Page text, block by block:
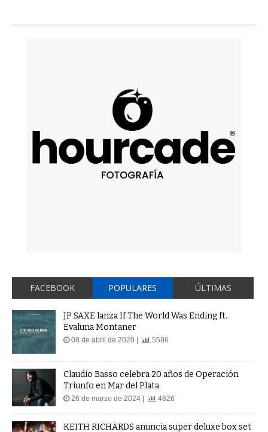
FACEBOOK POPULARES ÚLTIMAS
Evaluna Montaner
08 de abril de 2020 |
Claudio Basso celebra 20 años de Operación
Triunfo en Mar del Plata
26 de marzo de 2024 | 4626
KEITH RICHARDS anuncia super deluxe box set
Live at the Hollywood Palladium